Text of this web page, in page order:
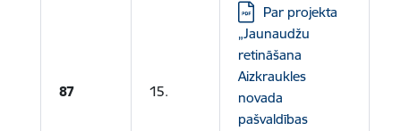
87 15.
Lejupielādēt:
Par projekta
„Jaunaudžu
retināšana
Aizkraukles
novada
pašvaldības